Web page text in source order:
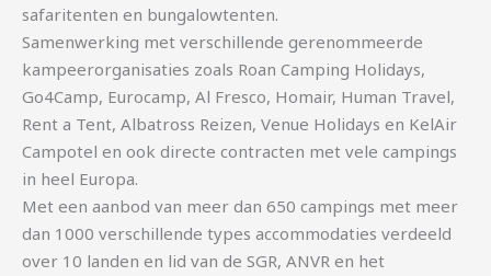
safaritenten en bungalowtenten.
Samenwerking met verschillende gerenommeerde
kampeerorganisaties zoals Roan Camping Holidays,
Go4Camp, Eurocamp, Al Fresco, Homair, Human Travel,
Rent a Tent, Albatross Reizen, Venue Holidays en KelAir
Campotel en ook directe contracten met vele campings
in heel Europa.
Met een aanbod van meer dan 650 campings met meer
dan 1000 verschillende types accommodaties verdeeld
over 10 landen en lid van de SGR, ANVR en het